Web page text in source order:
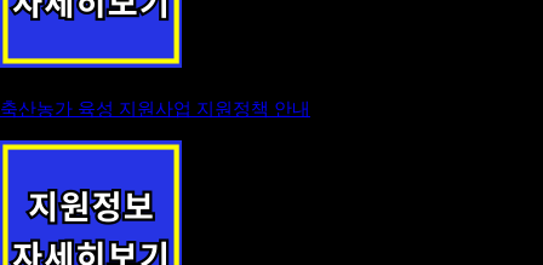
축산농가 육성 지원사업 지원정책 안내